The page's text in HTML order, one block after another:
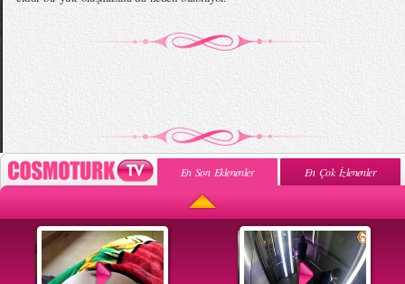
En Son Eklenenler En Çok İzlenenler